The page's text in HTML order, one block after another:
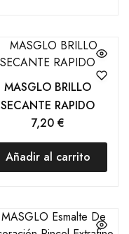
MASGLO BRILLO
SECANTE RAPIDO
7,20 €
Añadir al carrito